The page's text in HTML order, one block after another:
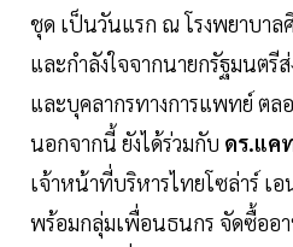
ชุด เป็นวันแรก ณ โรงพยาบาล
และกำลังใจจากนายกรัฐมนตรี
และบุคลากรทางการแพทย์ ต
นอกจากนี้ ยังได้ร่วมกับ ดร.แค
เจ้าหน้าที่บริหารไทยโซล่าร์ เ
พร้อมกลุ่มเพื่อนธนกร จัดซื้ออ